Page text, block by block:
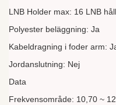
LNB Holder max: 16 LNB
Polyester beläggning: Ja
Kabeldragning i foder arm:
Jordanslutning: Nej
Data
Frekvensområde: 10,70 ~